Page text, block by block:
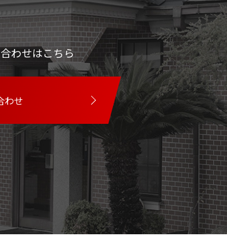
わせはこちら
わせ